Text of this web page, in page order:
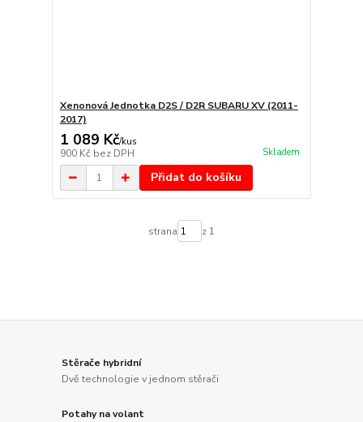
Xenonová Jednotka D2S / D2R SUBARU XV (2011-
2017)
1 089 Kč/kus
900 Kč bez DPH Skladem
Přidat do košíku
strana z 1
Stěrače hybridní
Dvě technologie v jednom stěrači
Potahy na volant